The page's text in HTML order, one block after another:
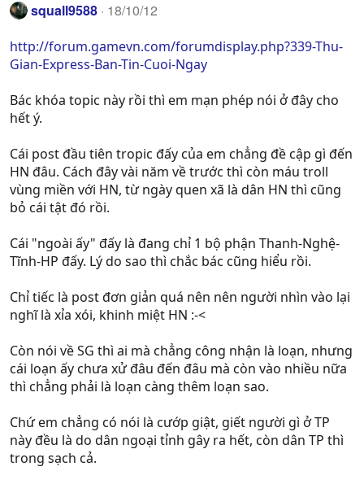
squall9588 18/10/12
http://forum.gamevn.com/forumdisplay.php?339-Thu-
Gian-Express-Ban-Tin-Cuoi-Ngay
Bác khóa topic này rồi thì em mạn phép nói ở đây cho
hết ý.
Cái post đầu tiên tropic đấy của em chẳng đề cập gì đến
HN đâu. Cách đây vài năm về trước thì còn máu troll
vùng miền với HN, từ ngày quen xã là dân HN thì cũng
bỏ cái tật đó rồi.
Cái "ngoài ấy" đấy là đang chỉ 1 bộ phận Thanh-Nghệ-
Tĩnh-HP đấy. Lý do sao thì chắc bác cũng hiểu rồi.
Chỉ tiếc là post đơn giản quá nên nên người nhìn vào lại
nghĩ là xỉa xói, khinh miệt HN :-<
Còn nói về SG thì ai mà chẳng công nhận là loạn, nhưng
cái loạn ấy chưa xử đâu đến đâu mà còn vào nhiều nữa
thì chẳng phải là loạn càng thêm loạn sao.
Chứ em chẳng có nói là cướp giật, giết người gì ở TP
này đều là do dân ngoại tỉnh gây ra hết, còn dân TP thì
trong sạch cả.